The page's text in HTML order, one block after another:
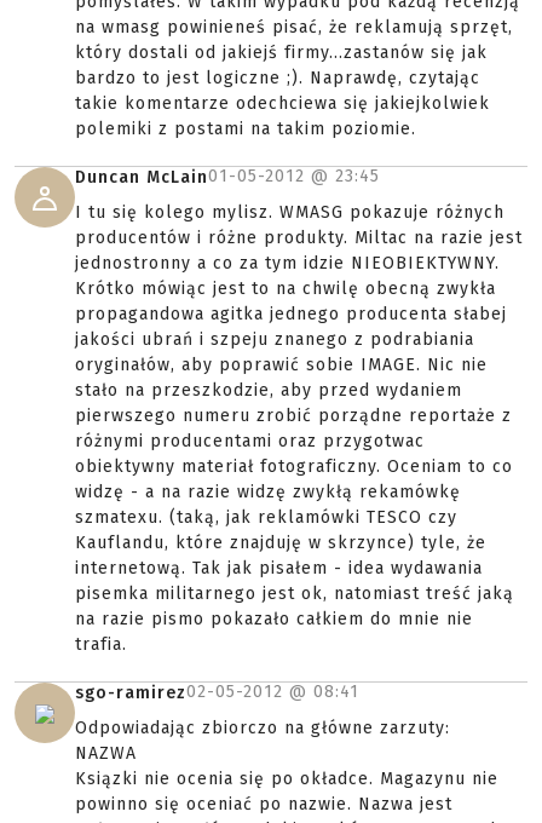
na wmasg powinieneś pisać, że reklamują sprzęt,
który dostali od jakiejś firmy...zastanów się jak
bardzo to jest logiczne ;). Naprawdę, czytając
takie komentarze odechciewa się jakiejkolwiek
polemiki z postami na takim poziomie.
Duncan McLain01-05-2012 @ 23:45
I tu się kolego mylisz. WMASG pokazuje różnych
producentów i różne produkty. Miltac na razie jest
jednostronny a co za tym idzie NIEOBIEKTYWNY.
Krótko mówiąc jest to na chwilę obecną zwykła
propagandowa agitka jednego producenta słabej
jakości ubrań i szpeju znanego z podrabiania
oryginałów, aby poprawić sobie IMAGE. Nic nie
stało na przeszkodzie, aby przed wydaniem
pierwszego numeru zrobić porządne reportaże z
różnymi producentami oraz przygotwac
obiektywny materiał fotograficzny. Oceniam to co
widzę - a na razie widzę zwykłą rekamówkę
szmatexu. (taką, jak reklamówki TESCO czy
Kauflandu, które znajduję w skrzynce) tyle, że
internetową. Tak jak pisałem - idea wydawania
pisemka militarnego jest ok, natomiast treść jaką
na razie pismo pokazało całkiem do mnie nie
trafia.
sgo-ramirez02-05-2012 @ 08:41
Odpowiadając zbiorczo na główne zarzuty:
NAZWA
Ksiązki nie ocenia się po okładce. Magazynu nie
powinno się oceniać po nazwie. Nazwa jest